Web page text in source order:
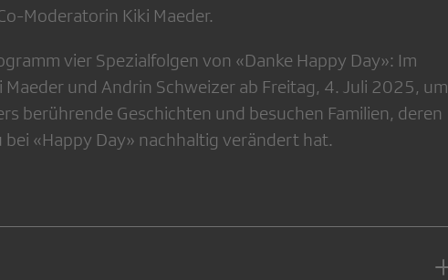
Moderatorin Kiki Maeder.
vier Spezialfolgen von «Danke Happy Day»: Im
Maeder und Andrin Schweizer ab Freitag, 4. Juli 2025, um
berührende Geschichten und besuchen Familien, deren
bei «Happy Day» nachhaltig verändert hat.